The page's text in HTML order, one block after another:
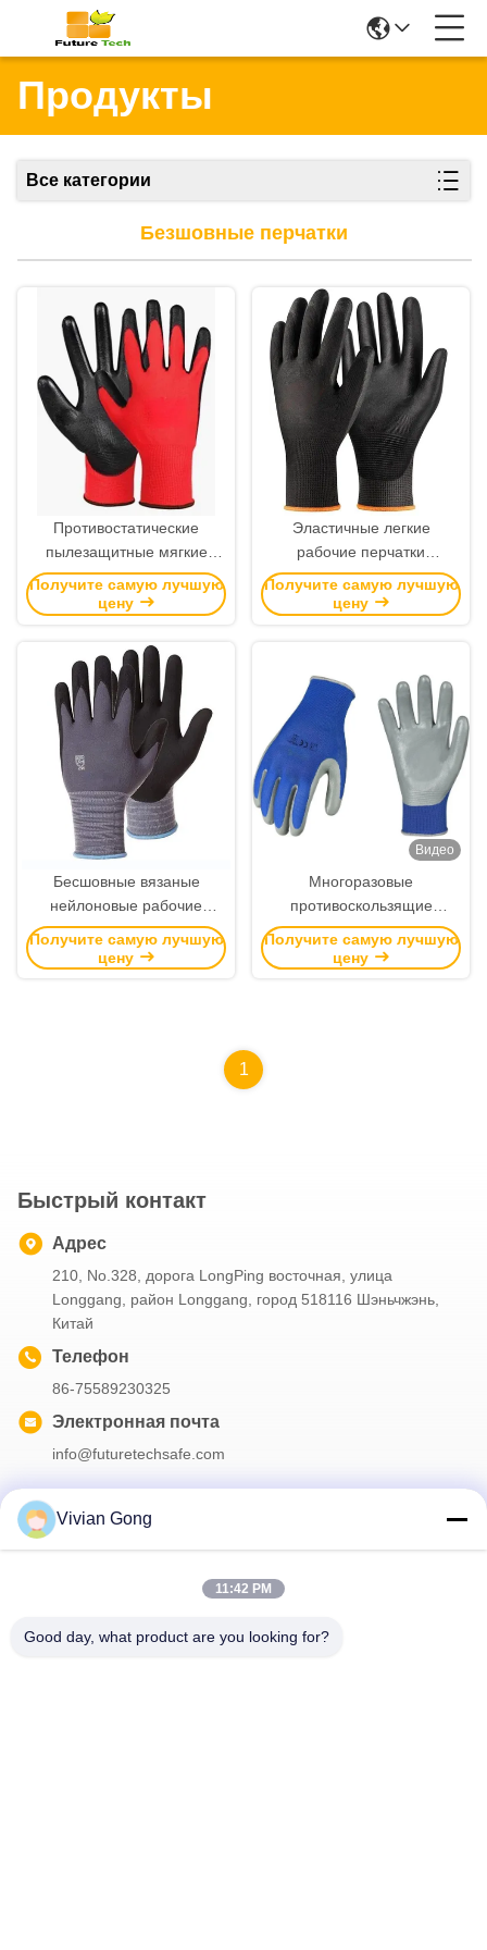
Продукты
Все категории
Безшовные перчатки
Противостатические
пылезащитные мягкие
защитные рабочие
перчатки без швов для
Получите самую лучшую
цену
Эластичные легкие
рабочие перчатки
безопасности с
полиуретановым
Получите самую лучшую
цену
Бесшовные вязаные
нейлоновые рабочие
перчатки с
водоотталкивающими и
Получите самую лучшую
цену
Видео
Многоразовые
противоскользящие
рабочие перчатки XL XXL с
нитриловой рукояткой
Получите самую лучшую
цену
1
Быстрый контакт
Адрес
210, No.328, дорога LongPing восточная, улица
Longgang, район Longgang, город 518116 Шэньчжэнь,
Китай
Телефон
86-75589230325
Электронная почта
info@futuretechsafe.com
получения скидок и прочего.
Vivian Gong
11:42 PM
Good day, what product are you looking for?